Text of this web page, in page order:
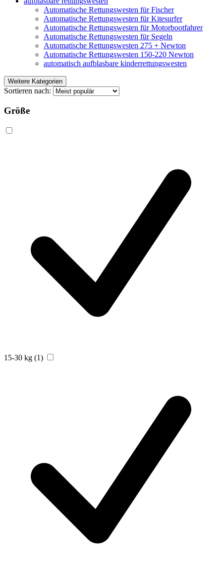
Automatische Rettungswesten für Fischer
Automatische Rettungswesten für Kitesurfer
Automatische Rettungswesten für Motorbootfahrer
Automatische Rettungswesten für Segeln
Automatische Rettungswesten 275 + Newton
Automatische Rettungswesten 150-220 Newton
automatisch aufblasbare kinderrettungswesten
Weitere Kategorien
Sortieren nach:
Größe
15-30 kg (1)